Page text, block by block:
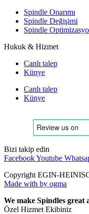
Spindle Onarımı
Spindle Değişimi
Spindle
Hukuk & Hizmet
Canlı talep
Künye
Canlı talep
Künye
Bizi takip edin
FacebookYoutube
Copyright EGIN-
Made with by ogma
We make Spindles great
Özel Hizmet Ekibiniz